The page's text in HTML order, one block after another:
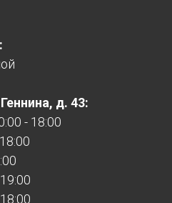
д. 43:
- 18:00